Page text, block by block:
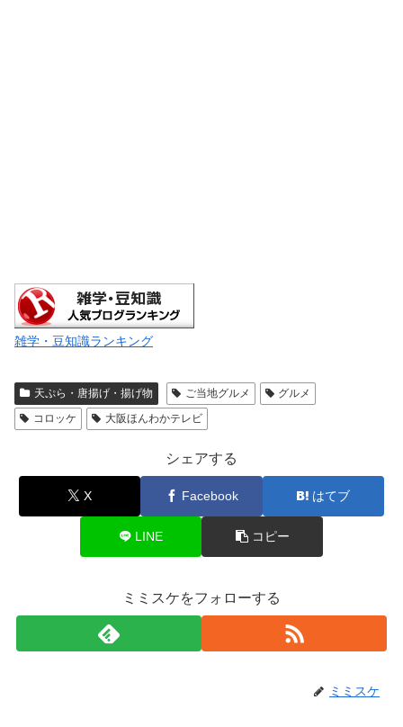
雑学・豆知識ランキング
天ぷら・唐揚げ・揚げ物 ご当地グルメ
グルメ
コロッケ
大阪ほんわかテレビ
シェアする
X Facebook はてブ
LINE コピー
ミミスケをフォローする
ミミスケ